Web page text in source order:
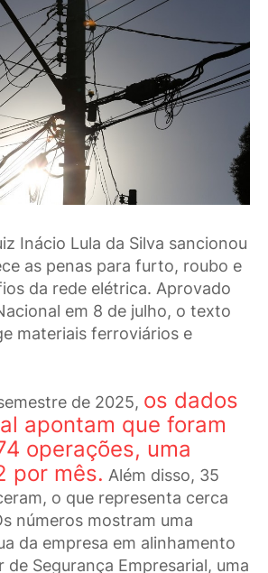
Inácio Lula da Silva sancionou
as penas para furto, roubo e
da rede elétrica. Aprovado
em 8 de julho, o texto
materiais ferroviários e
de 2025, os dados
apontam que foram
operações, uma
por mês. Além disso, 35
o que representa cerca
números mostram uma
da empresa em alinhamento
de Segurança Empresarial, uma